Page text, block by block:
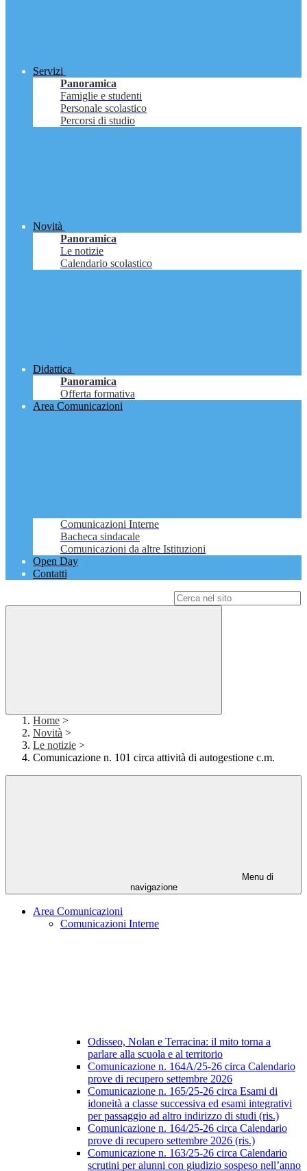
Servizi
Panoramica
Famiglie e studenti
Personale scolastico
Percorsi di studio
Novità
Panoramica
Le notizie
Calendario scolastico
Didattica
Panoramica
Offerta formativa
Area Comunicazioni
Comunicazioni Interne
Bacheca sindacale
Comunicazioni da altre Istituzioni
Open Day
Contatti
Home >
Novità >
Le notizie >
Comunicazione n. 101 circa attività di autogestione c.m.
Menu di
navigazione
Area Comunicazioni
Comunicazioni Interne
Odisseo, Nolan e Terracina: il mito torna a
parlare alla scuola e al territorio
Comunicazione n. 164A/25-26 circa Calendario
prove di recupero settembre 2026
Comunicazione n. 165/25-26 circa Esami di
idoneità a classe successiva ed esami integrativi
per passaggio ad altro indirizzo di studi (ris.)
Comunicazione n. 164/25-26 circa Calendario
prove di recupero settembre 2026 (ris.)
Comunicazione n. 163/25-26 circa Calendario
scrutini per alunni con giudizio sospeso nell’anno